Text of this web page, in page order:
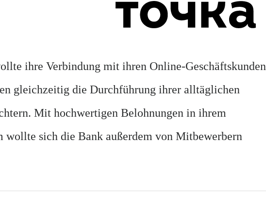
ihre Verbindung mit ihren Online-Geschäftskunden
gleichzeitig die Durchführung ihrer alltäglichen
Mit hochwertigen Belohnungen in ihrem
wollte sich die Bank außerdem von Mitbewerbern